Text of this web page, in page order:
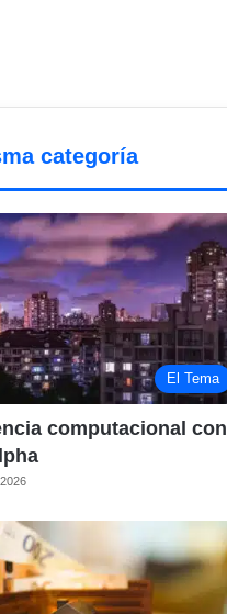
categoría
El Tema
computacional con